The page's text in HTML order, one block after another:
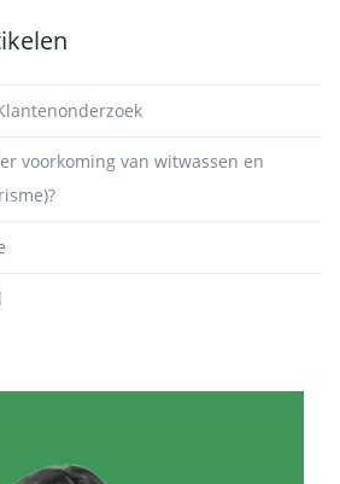
voorkoming van witwassen en